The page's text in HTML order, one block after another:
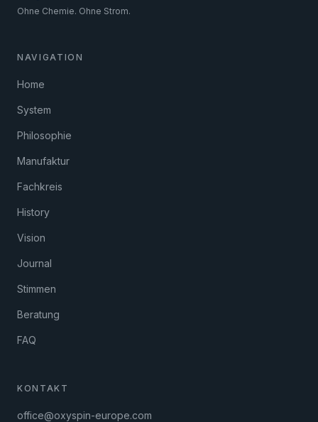
Ohne Chemie. Ohne Strom.
NAVIGATION
Home
System
Philosophie
Manufaktur
Fachkreis
History
Vision
Journal
Stimmen
Beratung
FAQ
KONTAKT
office@oxyspin-europe.com